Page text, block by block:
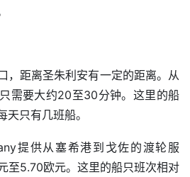
，距离圣朱利安有一定的距离。从
需要大约20至30分钟。这里的船
只有几班船。
提供从塞希港到戈佐的渡轮服
至5.70欧元。这里的船只班次相对